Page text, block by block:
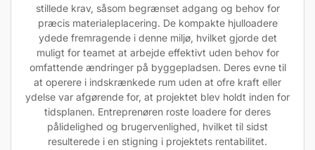
stillede krav, såsom begrænset adgang og behov for
præcis materialeplacering. De kompakte hjulloadere
ydede fremragende i denne miljø, hvilket gjorde det
muligt for teamet at arbejde effektivt uden behov for
omfattende ændringer på byggepladsen. Deres evne til
at operere i indskrænkede rum uden at ofre kraft eller
ydelse var afgørende for, at projektet blev holdt inden for
tidsplanen. Entreprenøren roste loadere for deres
pålidelighed og brugervenlighed, hvilket til sidst
resulterede i en stigning i projektets rentabilitet.